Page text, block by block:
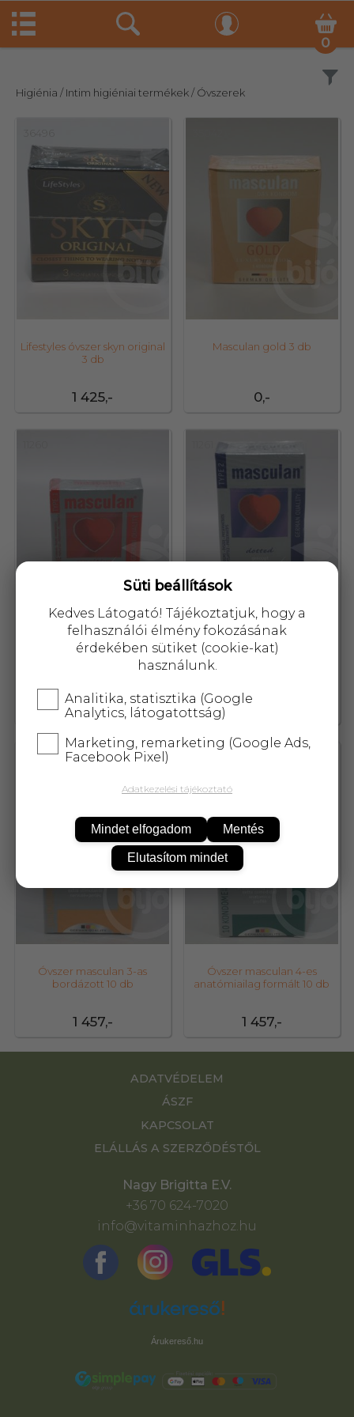
0
Higiénia / Intim higiéniai termékek/ Óvszerek
1 425,-
Lifestyles óvszer skyn original
3 db
0,-
Masculan gold 3 db
0,-
Óvszer masculan 1-es
szupervékony 3 db
Óvszer masculan 2-es érdes
11263
1 457,-
Óvszer masculan 3-as
bordázott 10 db
1 457,-
Óvszer masculan 4-es
anatómiailag formált 10 db
ADATVÉDELEM
ÁSZF
KAPCSOLAT
ELÁLLÁS A SZERZŐDÉSTŐL
Nagy Brigitta E.V.
+36 70 624-7020
info@vitaminhazhoz.hu
Árukereső.hu
Süti beállítások
Kedves Látogató! Tájékoztatjuk, hogy a
felhasználói élmény fokozásának
érdekében sütiket (cookie-kat)
használunk.
Analitika, statisztika (Google
Analytics, látogatottság)
Marketing, remarketing (Google Ads,
Facebook Pixel)
Adatkezelési tájékoztató
Mindet elfogadom Mentés
Elutasítom mindet